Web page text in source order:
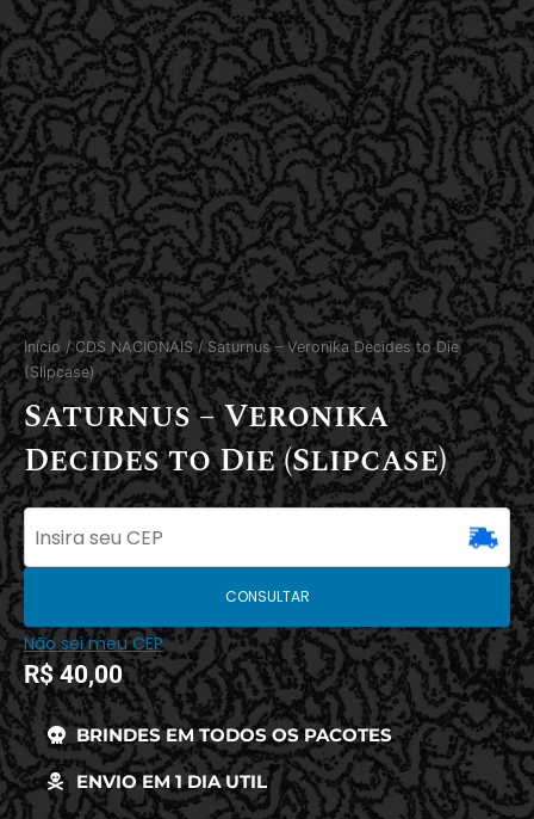
Início /CDS NACIONAIS/ Saturnus – Veronika Decides to Die
(Slipcase)
Saturnus – Veronika
Decides to Die (Slipcase)
CONSULTAR
Não sei meu CEP
R$40,00
BRINDES EM TODOS OS PACOTES
ENVIO EM 1 DIA UTIL